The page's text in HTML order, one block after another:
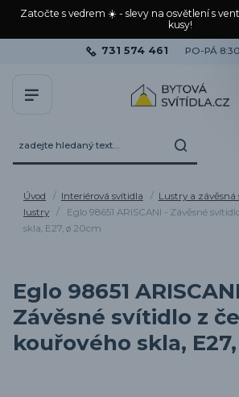
Zatočte s vedrem ☀️ - slevy na osvětlení s
kusy!
731 574 461 PO-PÁ
Úvod Interiérová svítidla Lustry a závěsná
lustry
Eglo 98651 ARISCANI - Závěsné
skla, E27, ø 20cm
Eglo 98651
Závěsné svítidlo z
kouřového skla,